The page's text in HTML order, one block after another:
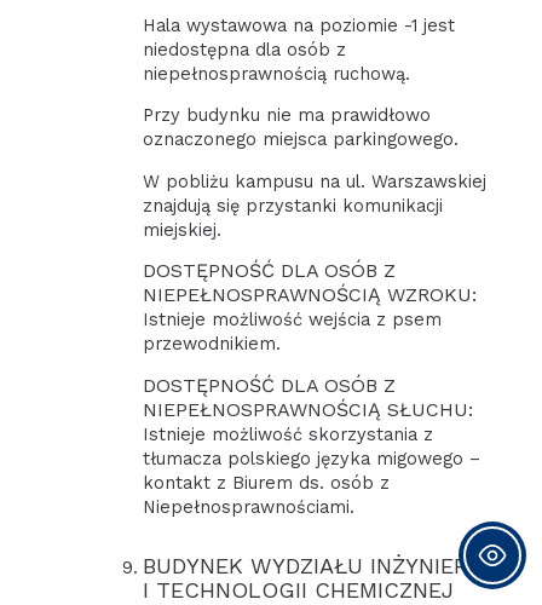
Hala wystawowa na poziomie -1 jest
niedostępna dla osób z
niepełnosprawnością ruchową.
Przy budynku nie ma prawidłowo
oznaczonego miejsca parkingowego.
W pobliżu kampusu na ul. Warszawskiej
znajdują się przystanki komunikacji
miejskiej.
DOSTĘPNOŚĆ DLA OSÓB Z
NIEPEŁNOSPRAWNOŚCIĄ WZROKU:
Istnieje możliwość wejścia z psem
przewodnikiem.
DOSTĘPNOŚĆ DLA OSÓB Z
NIEPEŁNOSPRAWNOŚCIĄ SŁUCHU:
Istnieje możliwość skorzystania z
tłumacza polskiego języka migowego –
kontakt z Biurem ds. osób z
Niepełnosprawnościami.
BUDYNEK WYDZIAŁU INŻYNIERII
I TECHNOLOGII CHEMICZNEJ